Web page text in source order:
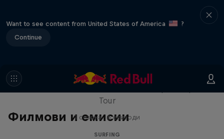
Want to see content from United States of America
?
Continue
Филмови и емисии
WSL Replay
Tour
1 сезона · 6 епизоди
SURFING